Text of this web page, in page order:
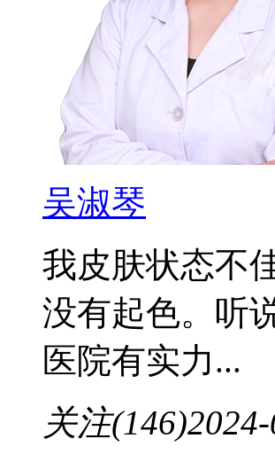
吴淑琴
我皮肤状态不
没有起色。听
医院有实力...
关注(146)